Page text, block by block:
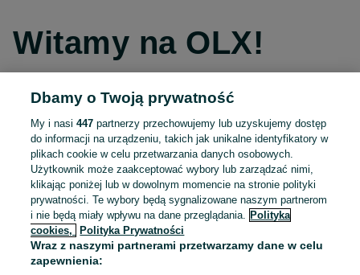
Witamy na OLX!
Kontynuuj przez Facebooka
Kontynuuj przez konto Apple
Kontynuuj przez konto Google
LUB
Dbamy o Twoją prywatność
My i nasi447 partnerzy przechowujemy lub uzyskujemy dostęp
do informacji na urządzeniu, takich jak unikalne identyfikatory w
plikach cookie w celu przetwarzania danych osobowych.
Użytkownik może zaakceptować wybory lub zarządzać nimi,
klikając poniżej lub w dowolnym momencie na stronie polityki
prywatności. Te wybory będą sygnalizowane naszym partnerom
i nie będą miały wpływu na dane przeglądania.
Polityka
cookies,
Polityka Prywatności
Wraz z naszymi partnerami przetwarzamy dane w celu
zapewnienia: